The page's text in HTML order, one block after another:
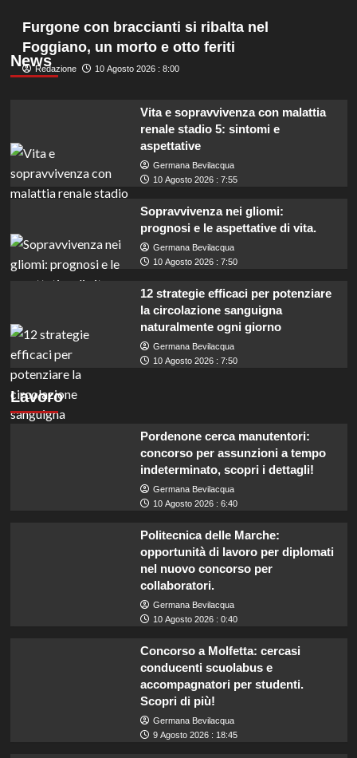
News
Furgone con braccianti si ribalta nel
Foggiano, un morto e otto feriti
Redazione 10 Agosto 2026 : 8:00
Vita e sopravvivenza con malattia
renale stadio 5: sintomi e
aspettative
Germana Bevilacqua
10 Agosto 2026 : 7:55
Sopravvivenza nei gliomi:
prognosi e le aspettative di vita.
Germana Bevilacqua
10 Agosto 2026 : 7:50
12 strategie efficaci per potenziare
la circolazione sanguigna
naturalmente ogni giorno
Germana Bevilacqua
10 Agosto 2026 : 7:50
Lavoro
Pordenone cerca manutentori:
concorso per assunzioni a tempo
indeterminato, scopri i dettagli!
Germana Bevilacqua
10 Agosto 2026 : 6:40
Politecnica delle Marche:
opportunità di lavoro per diplomati
nel nuovo concorso per
collaboratori.
Germana Bevilacqua
10 Agosto 2026 : 0:40
Concorso a Molfetta: cercasi
conducenti scuolabus e
accompagnatori per studenti.
Scopri di più!
Germana Bevilacqua
9 Agosto 2026 : 18:45